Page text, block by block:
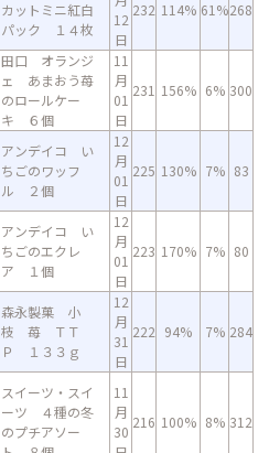
カットミニ紅白
パック １４枚
12
日
232 114% 61%268
田口 オランジ
ェ あまおう苺
のロールケー
キ ６個
11
月
01
日
231 156% 6% 300
アンデイコ い
ちごのワッフ
ル ２個
12
月
01
日
225 130% 7% 83
アンデイコ い
ちごのエクレ
ア １個
12
月
01
日
223 170% 7% 80
森永製菓 小
枝 苺 ＴＴ
Ｐ １３３ｇ
12
月
31
日
222 94% 7% 284
スイーツ・スイ
ーツ ４種の冬
のプチアソー
11
月
30
216 100% 8% 312